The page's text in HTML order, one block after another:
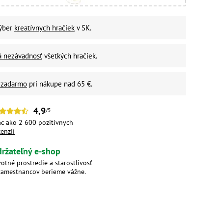
kreatívnych hračiek v SK.
nezávadnosť všetkých hračiek.
pri nákupe nad 65 €.
4,9/5
ako 2 600 pozitívnych
e-shop
prostredie a starostlivosť
berieme vážne.